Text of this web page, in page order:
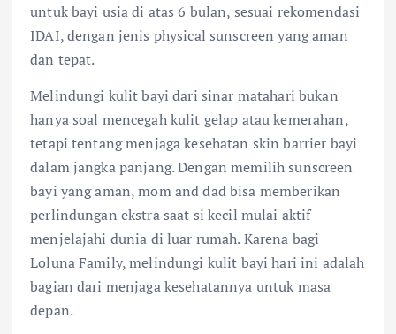
untuk bayi usia di atas 6 bulan, sesuai rekomendasi
IDAI, dengan jenis physical sunscreen yang aman
dan tepat.
Melindungi kulit bayi dari sinar matahari bukan
hanya soal mencegah kulit gelap atau kemerahan,
tetapi tentang menjaga kesehatan skin barrier bayi
dalam jangka panjang. Dengan memilih sunscreen
bayi yang aman, mom and dad bisa memberikan
perlindungan ekstra saat si kecil mulai aktif
menjelajahi dunia di luar rumah. Karena bagi
Loluna Family, melindungi kulit bayi hari ini adalah
bagian dari menjaga kesehatannya untuk masa
depan.